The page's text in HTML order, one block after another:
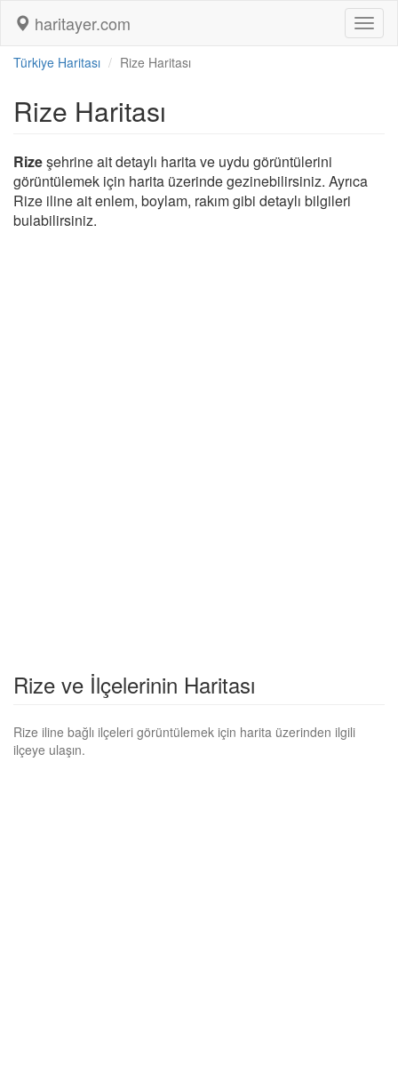
haritayer.com
Türkiye Haritası Rize Haritası
Rize Haritası
Rizeşehrine ait detaylı harita ve uydu görüntülerini
görüntülemek için harita üzerinde gezinebilirsiniz. Ayrıca
Rize iline ait enlem, boylam, rakım gibi detaylı bilgileri
bulabilirsiniz.
Rize ve İlçelerinin Haritası
Rize iline bağlı ilçeleri görüntülemek için harita üzerinden ilgili
ilçeye ulaşın.